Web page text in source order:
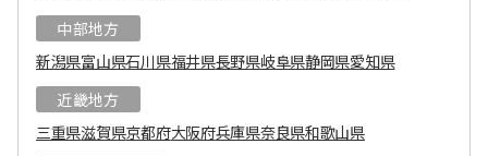
中部地方
新潟県富山県石川県福井県長野県岐阜県静岡県愛知県
近畿地方
三重県滋賀県京都府大阪府兵庫県奈良県和歌山県